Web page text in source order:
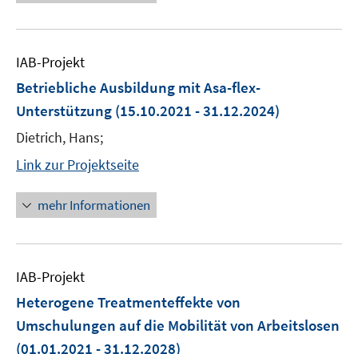
IAB-Projekt
Betriebliche Ausbildung mit Asa-flex-
Unterstützung (15.10.2021 - 31.12.2024)
Dietrich, Hans;
Link zur Projektseite
mehr Informationen
IAB-Projekt
Heterogene Treatmenteffekte von
Umschulungen auf die Mobilität von Arbeitslosen
(01.01.2021 - 31.12.2028)